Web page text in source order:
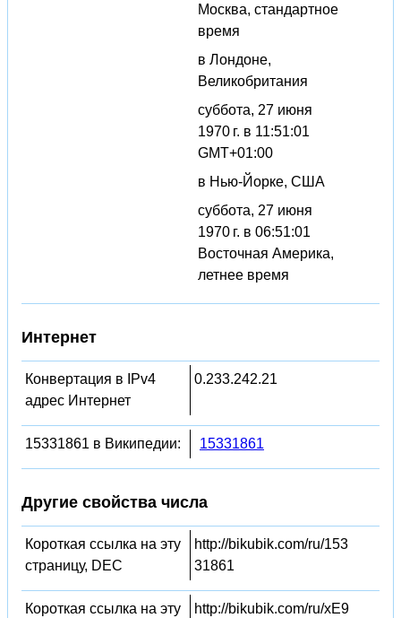
Москва, стандартное
время
в Лондоне,
Великобритания
суббота, 27 июня
1970 г. в 11:51:01
GMT+01:00
в Нью-Йорке, США
суббота, 27 июня
1970 г. в 06:51:01
Восточная Америка,
летнее время
Интернет
Конвертация в IPv4
адрес Интернет
0.233.242.21
15331861 в Википедии: 15331861
Другие свойства числа
Короткая ссылка на эту
страницу, DEC
http://bikubik.com/ru/153
31861
Короткая ссылка на эту
http://bikubik.com/ru/xE9